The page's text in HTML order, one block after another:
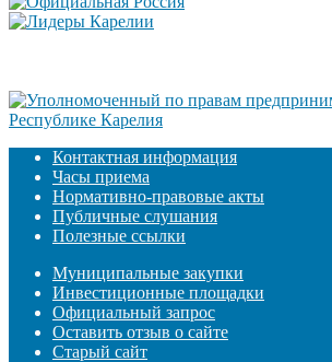
Контактная информация
Часы приема
Нормативно-правовые акты
Публичные слушания
Полезные ссылки
Муниципальные закупки
Инвестиционные площадки
Официальный запрос
Оставить отзыв о сайте
Старый сайт